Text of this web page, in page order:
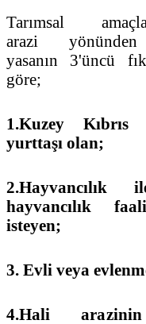
Tarımsal
arazi yönünden
yasanın 3'üncü
göre;
1.Kuzey
yurttaşı olan;
hayvancılık
isteyen;
3. Evli veya
4.Hali arazinin